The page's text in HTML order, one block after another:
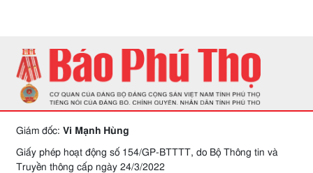
Giám đốc: Vi Mạnh Hùng
Giấy phép hoạt động số 154/GP-BTTTT, do Bộ Thông tin và
Truyền thông cấp ngày 24/3/2022